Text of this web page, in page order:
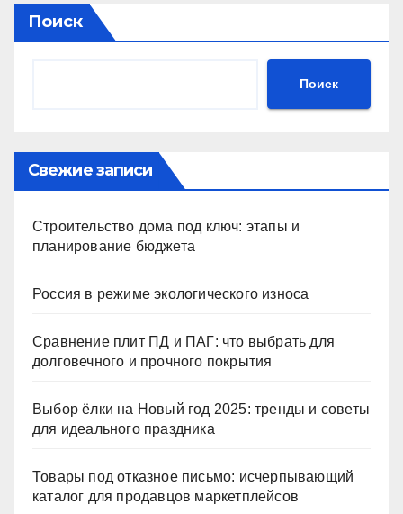
Поиск
Поиск
Свежие записи
Строительство дома под ключ: этапы и
планирование бюджета
Россия в режиме экологического износа
Сравнение плит ПД и ПАГ: что выбрать для
долговечного и прочного покрытия
Выбор ёлки на Новый год 2025: тренды и советы
для идеального праздника
Товары под отказное письмо: исчерпывающий
каталог для продавцов маркетплейсов